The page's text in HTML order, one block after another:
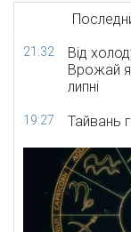
21:32
Від
Врожай
липні
19:27 Тайвань